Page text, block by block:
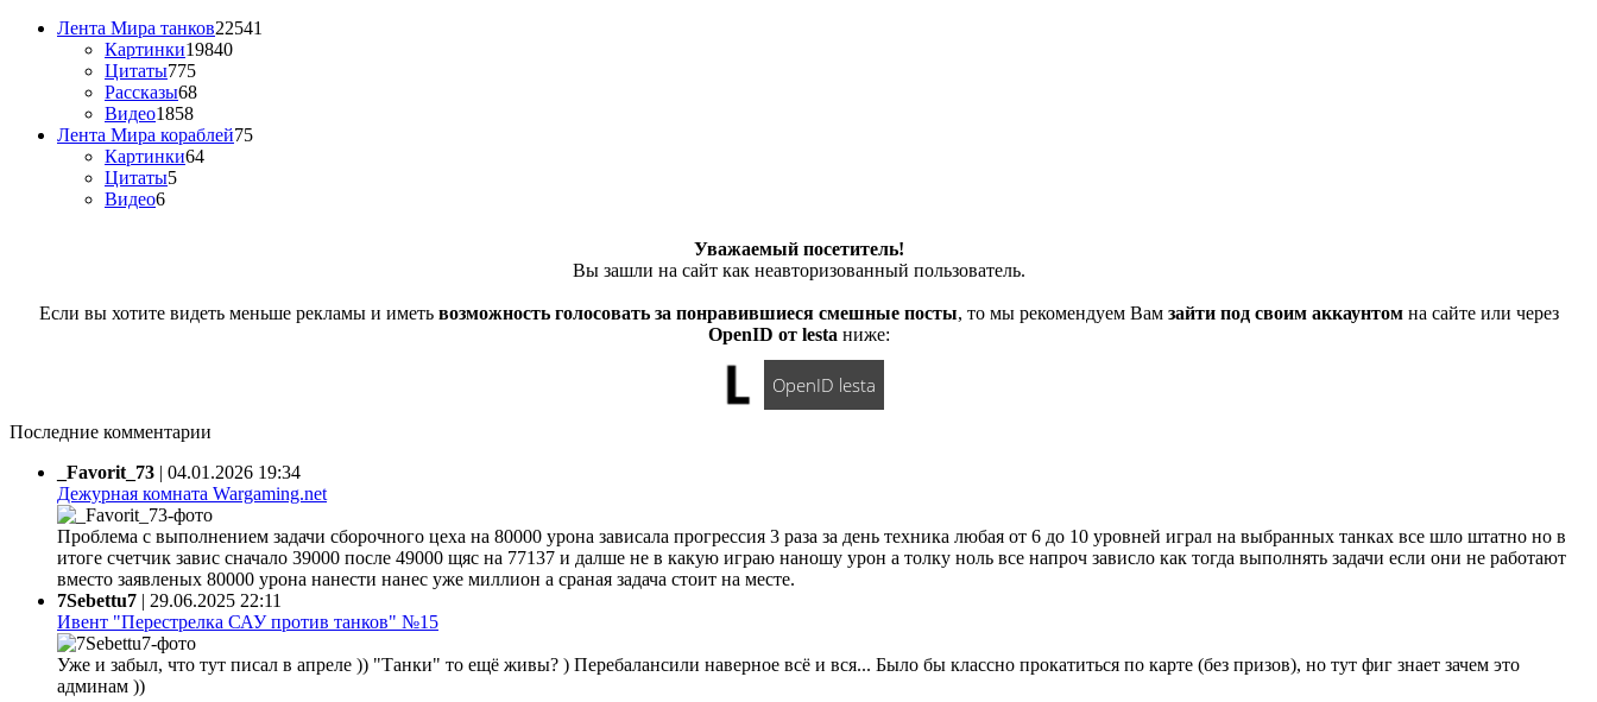
Лента Мира танков22541
Картинки19840
Цитаты775
Рассказы68
Видео1858
Лента Мира кораблей75
Картинки64
Цитаты5
Видео6
Уважаемый посетитель!
Вы зашли на сайт как неавторизованный пользователь.
Если вы хотите видеть меньше рекламы и иметь возможность голосовать за понравившиеся смешные посты, то мы рекомендуем Вам зайти под своим аккаунтомна сайте или через
OpenID от lesta ниже:
OpenID lesta
Последние комментарии
_Favorit_73 | 04.01.2026 19:34
Дежурная комната Wargaming.net
Проблема с выполнением задачи сборочного цеха на 80000 урона зависала прогрессия 3 раза за день техника любая от 6 до 10 уровней играл на выбранных танках все шло штатно но в
итоге счетчик завис сначало 39000 после 49000 щяс на 77137 и далше не в какую играю наношу урон а толку ноль все напроч зависло как тогда выполнять задачи если они не работают
вместо заявленых 80000 урона нанести нанес уже миллион а сраная задача стоит на месте.
7Sebettu7 | 29.06.2025 22:11
Ивент "Перестрелка САУ против танков" №15
Уже и забыл, что тут писал в апреле )) "Танки" то ещё живы? ) Перебалансили наверное всё и вся... Было бы классно прокатиться по карте (без призов), но тут фиг знает зачем это
админам ))